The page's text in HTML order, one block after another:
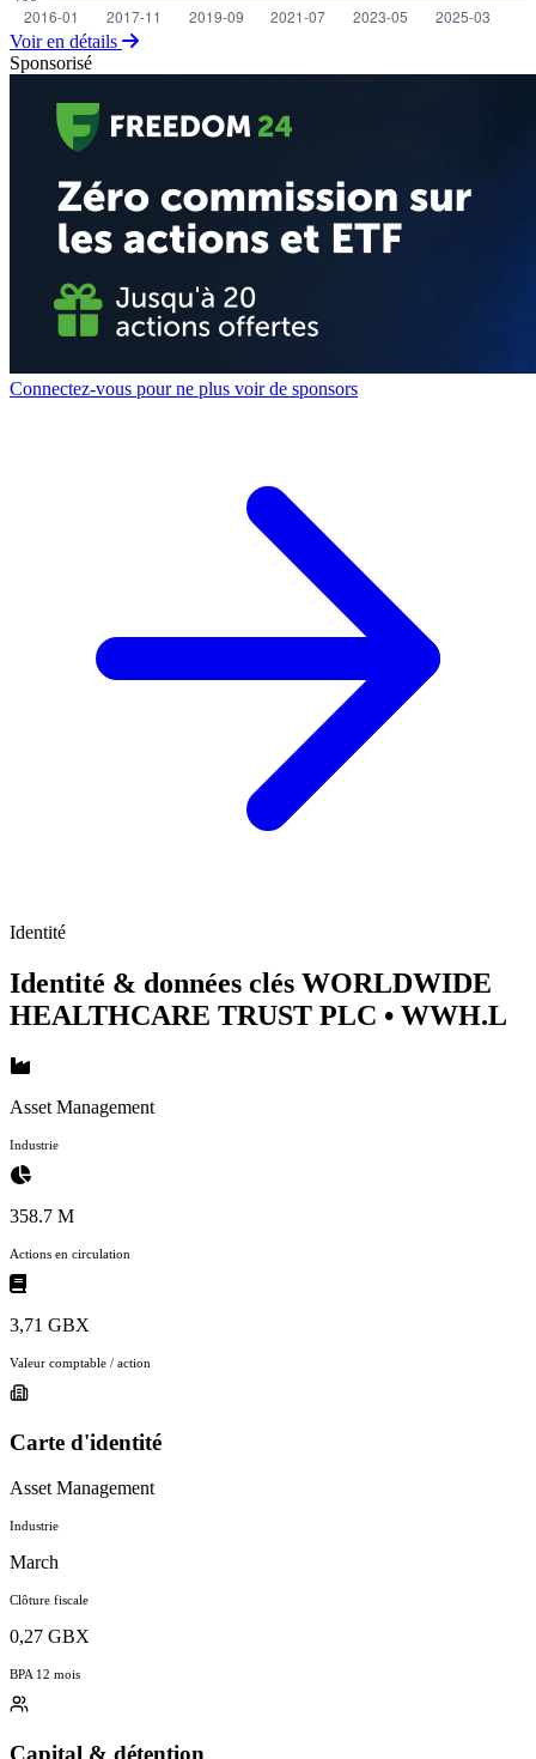
Voir en détails
Sponsorisé
Connectez-vous pour ne plus voir de sponsors
Identité
Identité & données clés WORLDWIDE
HEALTHCARE TRUST PLC • WWH.L
Asset Management
Industrie
358.7 M
Actions en circulation
3,71 GBX
Valeur comptable / action
Carte d'identité
Asset Management
Industrie
March
Clôture fiscale
0,27 GBX
BPA 12 mois
Capital & détention